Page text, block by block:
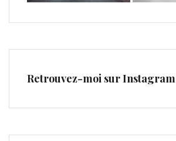
Retrouvez-moi sur Instagram